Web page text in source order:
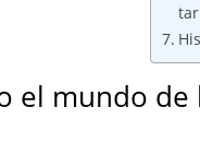
el mundo de